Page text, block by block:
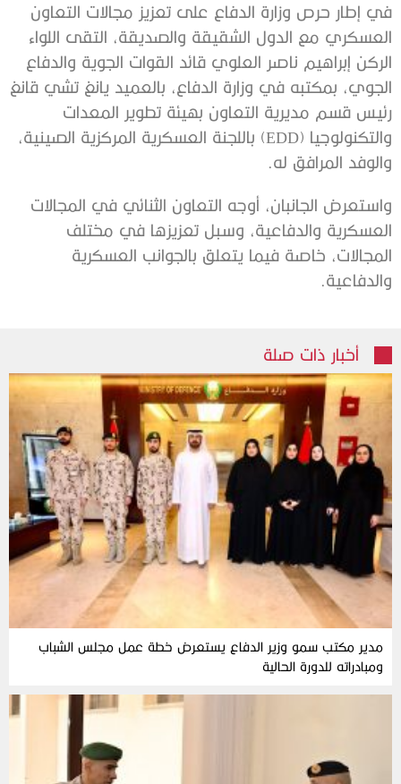
في إطار حرص وزارة الدفاع على تعزيز مجالات التعاون
العسكري مع الدول الشقيقة والصديقة، التقى اللواء
الركن إبراهيم ناصر العلوي قائد القوات الجوية والدفاع
الجوي، بمكتبه في وزارة الدفاع، بالعميد يانغ تشي قانغ
رئيس قسم مديرية التعاون بهيئة تطوير المعدات
والتكنولوجيا (EDD) باللجنة العسكرية المركزية الصينية،
والوفد المرافق له.
‏واستعرض الجانبان، أوجه التعاون الثنائي في المجالات
العسكرية والدفاعية، وسبل تعزيزها في مختلف
المجالات، خاصة فيما يتعلق بالجوانب العسكرية
والدفاعية.
أخبار ذات صلة
مدير مكتب سمو وزير الدفاع يستعرض خطة عمل مجلس الشباب
ومبادراته للدورة الحالية